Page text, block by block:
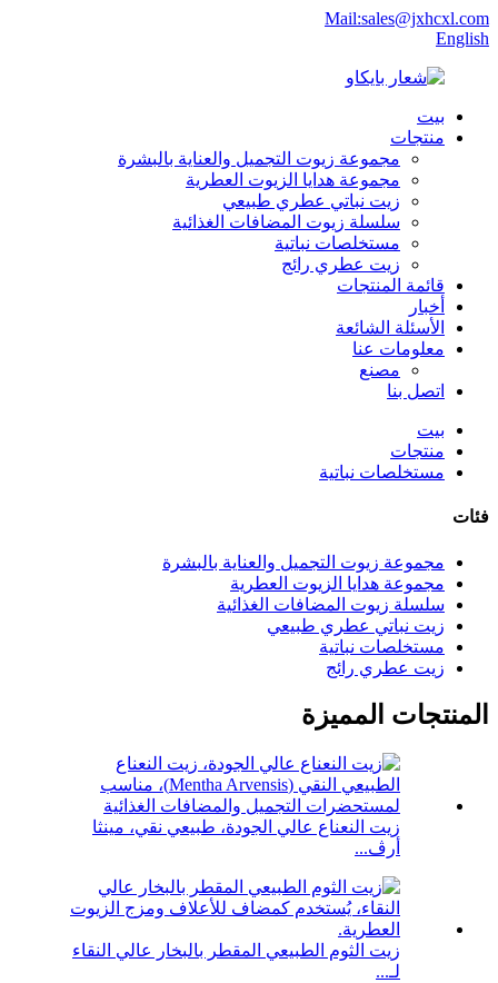
Mail:sales@jxhcxl.com
English
بيت
منتجات
مجموعة زيوت التجميل والعناية بالبشرة
مجموعة هدايا الزيوت العطرية
زيت نباتي عطري طبيعي
سلسلة زيوت المضافات الغذائية
مستخلصات نباتية
زيت عطري رائج
قائمة المنتجات
أخبار
الأسئلة الشائعة
معلومات عنا
مصنع
اتصل بنا
بيت
منتجات
مستخلصات نباتية
فئات
مجموعة زيوت التجميل والعناية بالبشرة
مجموعة هدايا الزيوت العطرية
سلسلة زيوت المضافات الغذائية
زيت نباتي عطري طبيعي
مستخلصات نباتية
زيت عطري رائج
المنتجات المميزة
زيت النعناع عالي الجودة، طبيعي نقي، مينثا
أرڤ...
زيت الثوم الطبيعي المقطر بالبخار عالي النقاء
لـ...